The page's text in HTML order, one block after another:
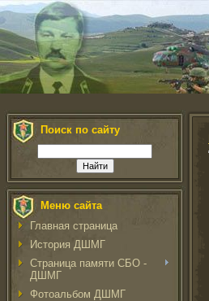
Поиск по сайту
Меню сайта
Главная страница
История ДШМГ
Страница памяти СБО -
ДШМГ
Фотоальбом ДШМГ